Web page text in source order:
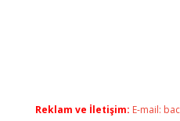
Reklam ve İletişim: E-mail: